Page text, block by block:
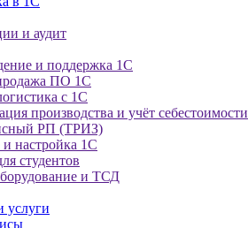
и аудит
и поддержка 1С
ПО 1С
с 1С
производства и учёт себестоимости
РП (ТРИЗ)
настройка 1С
студентов
и ТСД
услуги